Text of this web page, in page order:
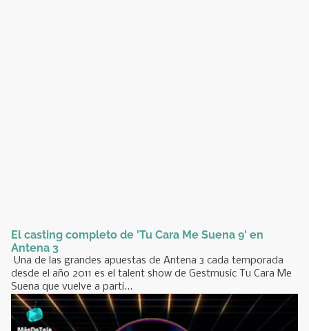
El casting completo de 'Tu Cara Me Suena 9' en
Antena 3
Una de las grandes apuestas de Antena 3 cada temporada
desde el año 2011 es el talent show de Gestmusic Tu Cara Me
Suena que vuelve a parti...